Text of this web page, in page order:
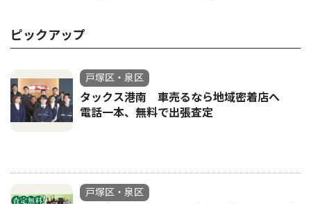
ピックアップ
戸塚区・泉区
タックス港南 車売るなら地域密着店へ
電話一本、無料で出張査定
戸塚区・泉区